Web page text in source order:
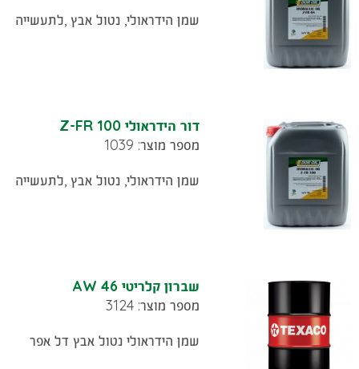
שמן הידראולי, נטול אבץ ,לתעשייה
דור הידראולי Z-FR 100
מספר מוצר: 1039
שמן הידראולי, נטול אבץ ,לתעשייה
שברון קלריטי AW 46
מספר מוצר: 3124
שמן הידראולי נטול אבץ דל אפר